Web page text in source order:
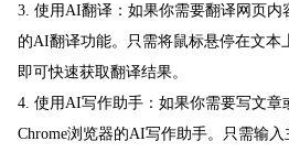
3. 使用AI翻译：如果你需要翻译网页内
的AI翻译功能。只需将鼠标悬停在文本
即可快速获取翻译结果。
4. 使用AI写作助手：如果你需要写文章
Chrome浏览器的AI写作助手。只需输